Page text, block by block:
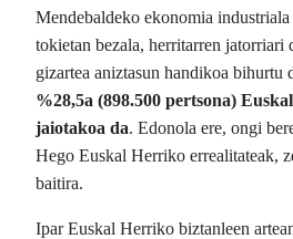
Mendebaldeko ekonomia industriala
tokietan bezala, herritarren jatorriari
gizartea aniztasun handikoa bihurtu
%28,5a (898.500 pertsona)
jaiotakoa da. Edonola ere, ongi
Hego Euskal Herriko errealitateak,
baitira.
Ipar Euskal Herriko biztanleen